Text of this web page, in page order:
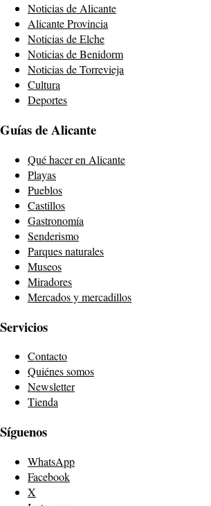
Noticias de Alicante
Alicante Provincia
Noticias de Elche
Noticias de Benidorm
Noticias de Torrevieja
Cultura
Deportes
Guías de Alicante
Qué hacer en Alicante
Playas
Pueblos
Castillos
Gastronomía
Senderismo
Parques naturales
Museos
Miradores
Mercados y mercadillos
Servicios
Contacto
Quiénes somos
Newsletter
Tienda
Síguenos
WhatsApp
Facebook
X